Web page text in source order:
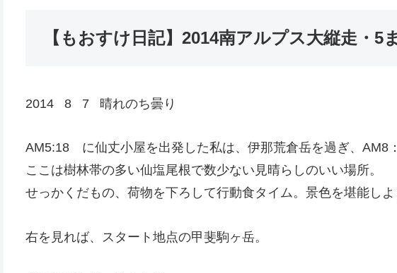
【もおすけ日記】2014南アルプス大縦走・5
2014 8 7 晴れのち曇り
AM5:18 に仙丈小屋を出発した私は、伊那荒倉岳を過ぎ、AM8
ここは樹林帯の多い仙塩尾根で数少ない見晴らしのいい場所。
せっかくだもの、荷物を下ろして行動食タイム。景色を堪能しよ
右を見れば、スタート地点の甲斐駒ヶ岳。